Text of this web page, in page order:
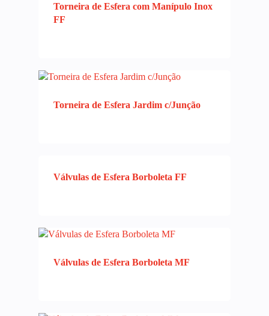
Torneira de Esfera com Manípulo Inox
FF
Torneira de Esfera Jardim c/Junção
Válvulas de Esfera Borboleta FF
Válvulas de Esfera Borboleta MF